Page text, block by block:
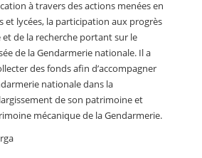
à travers des actions menées en
et lycées, la participation aux progrès
et de la recherche portant sur le
de la Gendarmerie nationale. Il a
des fonds afin d’accompagner
nationale dans la
de son patrimoine et
mécanique de la Gendarmerie.